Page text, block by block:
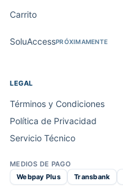
Carrito
SoluAccessPRÓXIMAMENTE
LEGAL
Términos y Condiciones
Política de Privacidad
Servicio Técnico
MEDIOS DE PAGO
Webpay Plus
Transbank